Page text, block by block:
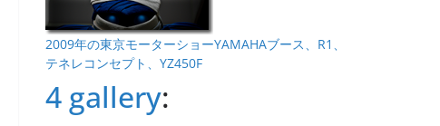
2009年の東京モーターショーYAMAHAブース、R1、
テネレコンセプト、YZ450F
4 gallery: